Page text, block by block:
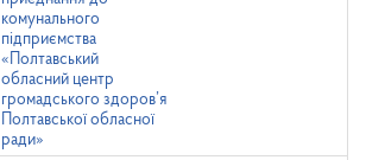
комунального
підприємства
«Полтавський
обласний центр
громадського здоров’я
Полтавської обласної
ради»